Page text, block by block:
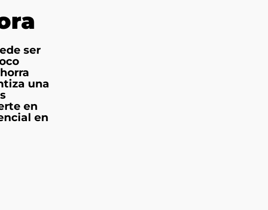
ser
una
en
en